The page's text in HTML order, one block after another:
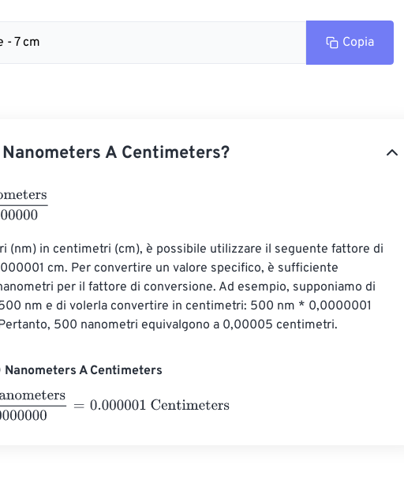
- 7 cm Copia
A Centimeters?
10000000
(nm) in centimetri (cm), è possibile utilizzare il seguente fattore di
cm. Per convertire un valore specifico, è sufficiente
per il fattore di conversione. Ad esempio, supponiamo di
nm e di volerla convertire in centimetri: 500 nm * 0,0000001
500 nanometri equivalgono a 0,00005 centimetri.
A Centimeters
10000000 = 0.000001 Centimeters